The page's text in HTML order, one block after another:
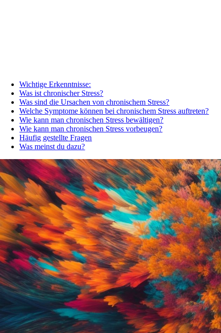
Wichtige Erkenntnisse:
Was ist chronischer Stress?
Was sind die Ursachen von chronischem Stress?
Welche Symptome können bei chronischem Stress auftreten?
Wie kann man chronischen Stress bewältigen?
Wie kann man chronischen Stress vorbeugen?
Häufig gestellte Fragen
Was meinst du dazu?